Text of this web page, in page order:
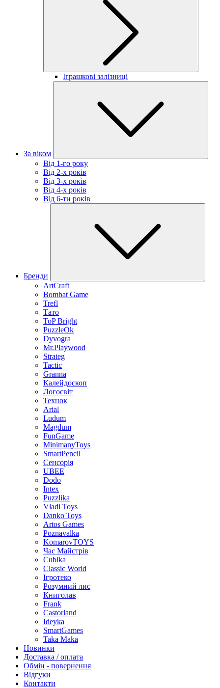
Іграшкові залізниці
За віком
Від 1-го року
Від 2-х років
Від 3-х років
Від 4-х років
Від 6-ти років
Бренди
ArtCraft
Bombat Game
Trefl
Тато
ToP Bright
PuzzleOk
Dyvogra
Mr.Playwood
Strateg
Tactic
Granna
Калейдоскоп
Логосвіт
Технок
Arial
Ludum
Magdum
FunGame
MinimanyToys
SmartPencil
Сенсорія
UBEE
Dodo
Intex
Puzzlika
Vladi Toys
Danko Toys
Artos Games
Poznavalka
KomarovTOYS
Час Майстрів
Cubika
Classic World
Ігротеко
Розумний лис
Книголав
Frank
Castorland
Ideyka
SmartGames
Taka Maka
Новинки
Доставка / оплата
Обмін - повернення
Відгуки
Контакти